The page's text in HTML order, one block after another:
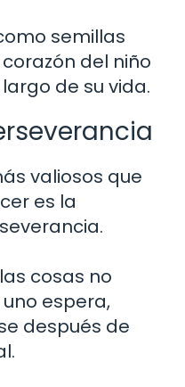
semillas
del niño
de su vida.
valiosos que
es la
cosas no
espera,
después de